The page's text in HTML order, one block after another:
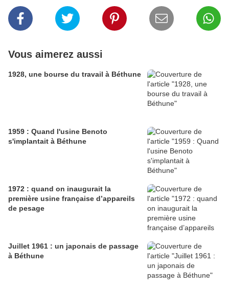
Vous aimerez aussi
1928, une bourse du travail à Béthune
1959 : Quand l'usine Benoto
s'implantait à Béthune
1972 : quand on inaugurait la
première usine française d’appareils
de pesage
Juillet 1961 : un japonais de passage
à Béthune